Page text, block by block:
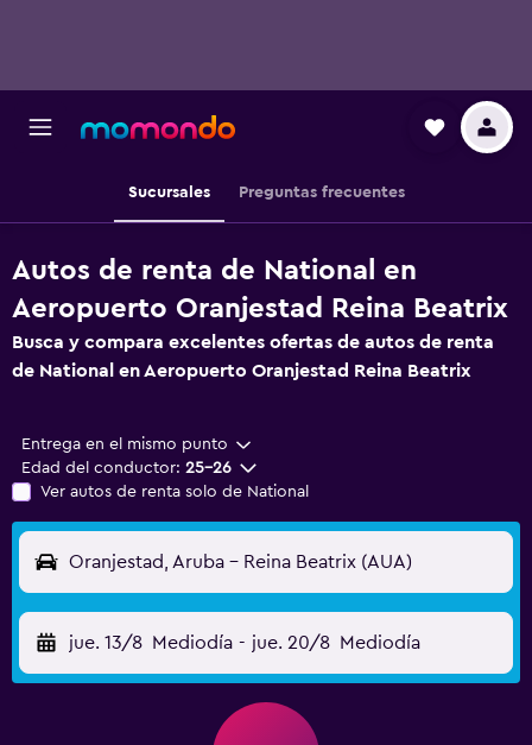
Sucursales Preguntas frecuentes
Autos de renta de National en
Aeropuerto Oranjestad Reina Beatrix
Busca y compara excelentes ofertas de autos de renta
de National en Aeropuerto Oranjestad Reina Beatrix
Entrega en el mismo punto
Edad del conductor: 25-26
Ver autos de renta solo de National
Oranjestad, Aruba - Reina Beatrix (AUA)
jue. 13/8 Mediodía - jue. 20/8 Mediodía